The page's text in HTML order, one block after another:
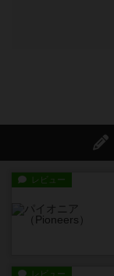
レビュー
レビュー